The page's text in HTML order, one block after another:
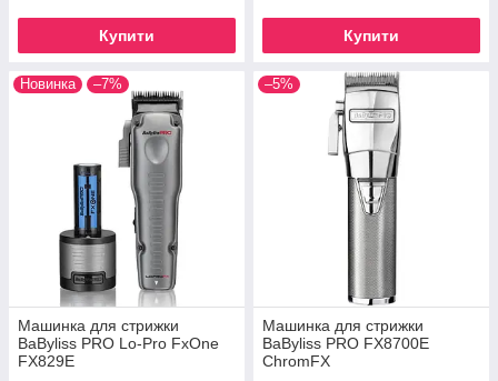
Купити Купити
Новинка –7%
Машинка для стрижки
BaByliss PRO Lo-Pro FxOne
FX829E
–5%
Машинка для стрижки
BaByliss PRO FX8700E
ChromFX